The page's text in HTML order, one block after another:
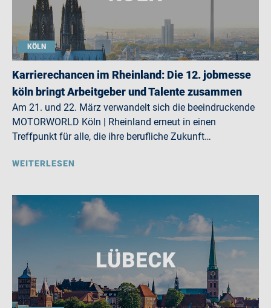
KÖLN
Karrierechancen im Rheinland: Die 12. jobmesse
köln bringt Arbeitgeber und Talente zusammen
Am 21. und 22. März verwandelt sich die beeindruckende
MOTORWORLD Köln | Rheinland erneut in einen
Treffpunkt für alle, die ihre berufliche Zukunft…
WEITERLESEN